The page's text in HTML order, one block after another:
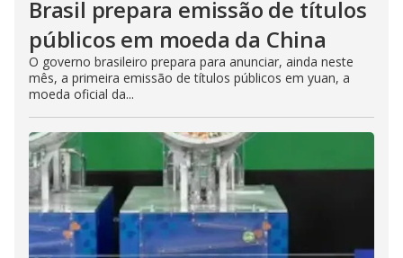
Brasil prepara emissão de títulos
públicos em moeda da China
O governo brasileiro prepara para anunciar, ainda neste
mês, a primeira emissão de títulos públicos em yuan, a
moeda oficial da...